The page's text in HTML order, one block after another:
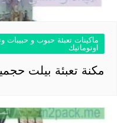
ماكينات تعبئة حبوب و
اوتوماتيك
مكنة تعبئة بيلت